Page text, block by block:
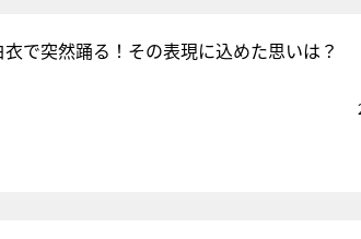
で突然踊る！その表現に込めた思いは？